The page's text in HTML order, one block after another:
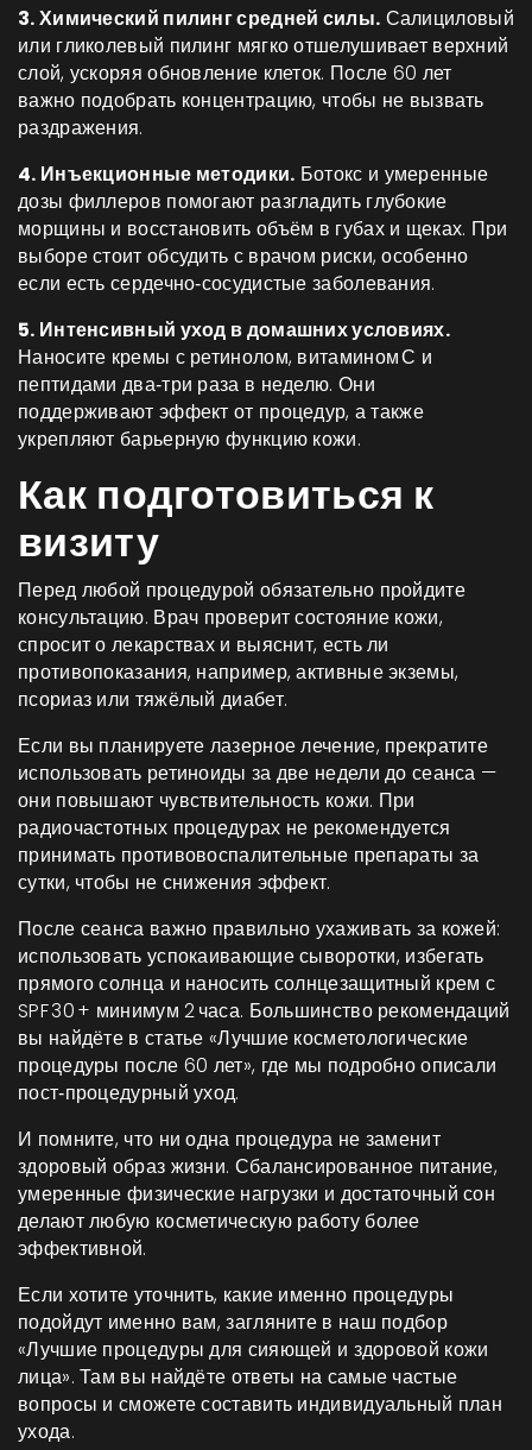
3. Химический пилинг средней силы. Салициловый
или гликолевый пилинг мягко отшелушивает верхний
слой, ускоряя обновление клеток. После 60 лет
важно подобрать концентрацию, чтобы не вызвать
раздражения.
4. Инъекционные методики. Ботокс и умеренные
дозы филлеров помогают разгладить глубокие
морщины и восстановить объём в губах и щеках. При
выборе стоит обсудить с врачом риски, особенно
если есть сердечно‑сосудистые заболевания.
5. Интенсивный уход в домашних условиях.
Наносите кремы с ретинолом, витамином С и
пептидами два‑три раза в неделю. Они
поддерживают эффект от процедур, а также
укрепляют барьерную функцию кожи.
Как подготовиться к
визиту
Перед любой процедурой обязательно пройдите
консультацию. Врач проверит состояние кожи,
спросит о лекарствах и выяснит, есть ли
противопоказания, например, активные экземы,
псориаз или тяжёлый диабет.
Если вы планируете лазерное лечение, прекратите
использовать ретиноиды за две недели до сеанса —
они повышают чувствительность кожи. При
радиочастотных процедурах не рекомендуется
принимать противовоспалительные препараты за
сутки, чтобы не снижения эффект.
После сеанса важно правильно ухаживать за кожей:
использовать успокаивающие сыворотки, избегать
прямого солнца и наносить солнцезащитный крем с
SPF 30 + минимум 2 часа. Большинство рекомендаций
вы найдёте в статье «Лучшие косметологические
процедуры после 60 лет», где мы подробно описали
пост‑процедурный уход.
И помните, что ни одна процедура не заменит
здоровый образ жизни. Сбалансированное питание,
умеренные физические нагрузки и достаточный сон
делают любую косметическую работу более
эффективной.
Если хотите уточнить, какие именно процедуры
подойдут именно вам, загляните в наш подбор
«Лучшие процедуры для сияющей и здоровой кожи
лица». Там вы найдёте ответы на самые частые
вопросы и сможете составить индивидуальный план
ухода.